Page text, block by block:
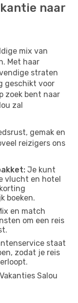
naar
mix van
Met haar
straten
geschikt voor
zoek bent naar
zal
gemak en
reizigers ons
Je kunt
vlucht en hotel
boeken.
en match
om een reis
staat
zodat je reis
Salou